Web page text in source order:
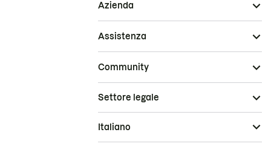
Azienda
Assistenza
Community
Settore legale
Italiano